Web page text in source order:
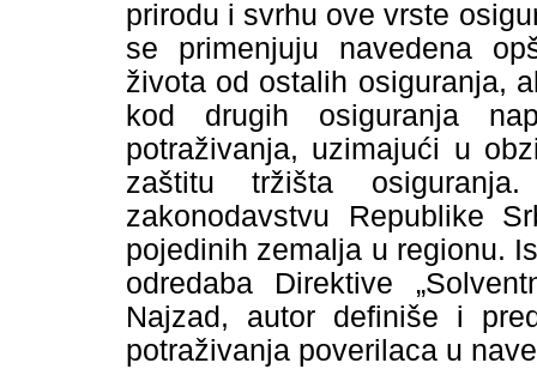
prirodu i svrhu ove vrste
se primenjuju navedena
života od ostalih osiguranja,
kod drugih osiguranja
potraživanja, uzimajući u
zaštitu tržišta
zakonodavstvu Republike
pojedinih zemalja u regionu.
odredaba Direktive
Najzad, autor definiše i
potraživanja poverilaca u